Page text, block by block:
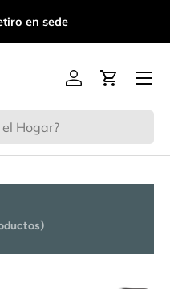
en sede
Iniciar sesión
Carrito
Menú